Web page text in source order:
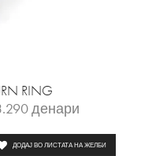
RING
денари
ДОДАЈ ВО ЛИСТАТА НА ЖЕЛБИ